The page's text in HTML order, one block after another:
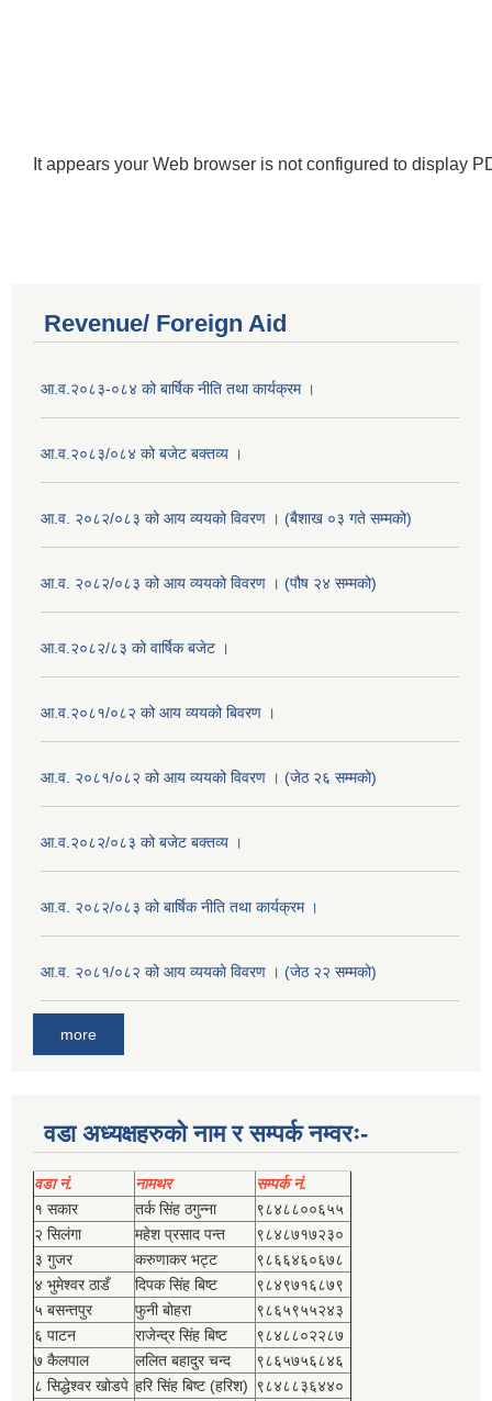
It appears your Web browser is not configured to display
Revenue/ Foreign Aid
आ.व.२०८३-०८४ को बार्षिक नीति तथा कार्यक्रम ।
आ.व.२०८३/०८४ को बजेट बक्तव्य ।
आ.व. २०८२/०८३ को आय व्ययको विवरण । (बैशाख ०३ गते सम्मको)
आ.व. २०८२/०८३ को आय व्ययको विवरण । (पौष २४ सम्मको)
आ.व.२०८२/८३ को वार्षिक बजेट ।
आ.व.२०८१/०८२ को आय व्ययको बिवरण ।
आ.व. २०८१/०८२ को आय व्ययको विवरण । (जेठ २६ सम्मको)
आ.व.२०८२/०८३ को बजेट बक्तव्य ।
आ.व. २०८२/०८३ को बार्षिक नीति तथा कार्यक्रम ।
आ.व. २०८१/०८२ को आय व्ययको विवरण । (जेठ २२ सम्मको)
more
वडा अध्यक्षहरुको नाम र सम्पर्क नम्वरः-
वडा नं. नामथर
सम्पर्क नं.
१ सकार
तर्क सिंह ठगुन्‍ना
९८४८८००६५५
२ सिलंगा
महेश प्रसाद पन्त
९८४८७१७२३०
३ गुजर
करुणाकर भट्ट
९८६६४६०६७८
४ भुमेश्‍वर ठाडँ
दिपक सिंह बिष्‍ट
९८४९७१६८७९
५ बसन्तपुर
फुनी बोहरा
९८६५९५५२४३
६ पाटन
राजेन्द्र सिंह बिष्‍ट
९८४८८०२२८७
७ कैलपाल
ललित बहादुर चन्द
९८६५७५६८४६
८ सिद्धेश्‍वर खोडपे हरि सिंह बिष्‍ट (हरिश) ९८४८८३६४४०